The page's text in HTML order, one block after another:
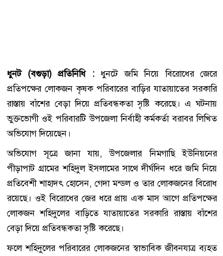
ধুনট (বগুড়া) প্রতিনিধি :ধুনটে জমি নিয়ে বিরোধের জেরে
প্রতিপক্ষের লোকজন কৃষক পরিবারের বাড়ির যাতায়াতের সরকারি
রাস্তায় বাঁশের বেড়া দিয়ে প্রতিবন্ধকতা সৃষ্টি করেছে। এ ঘটনায়
ভুক্তভোগী ওই পরিবারটি উপজেলা নির্বাহী কর্মকর্তা বরাবর লিখিত
অভিযোগ দিয়েছেন।
অভিযোগ সূত্রে জানা যায়, উপজেলার নিমগাছি ইউনিয়নের
পীড়াপাট গ্রামের শহিদুল ইসলামের সাথে দীর্ঘদিন ধরে জমি নিয়ে
প্রতিবেশী শাহাদৎ হোসেন, গেদা মন্ডল ও তার লোকজনের বিরোধ
রয়েছে। ওই বিরোধের জের ধরে প্রায় এক মাস আগে প্রতিপক্ষের
লোকজন শহিদুলের বাড়িতে যাতায়াতের সরকারি রাস্তায় বাঁশের
বেড়া দিয়ে প্রতিবন্ধকতা সৃষ্টি করেছে।
ফলে শহিদুলের পরিবারের লোকজনের স্বাভাবিক জীবনযাত্র ব্যহত